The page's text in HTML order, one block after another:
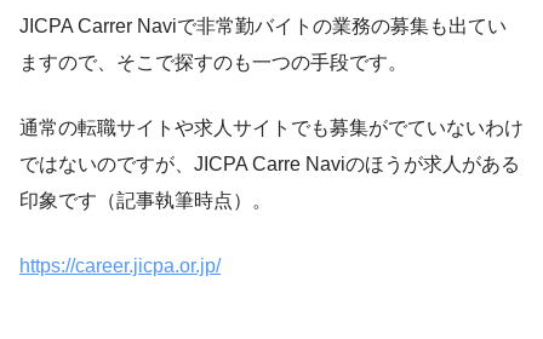
JICPA Carrer Naviで非常勤バイトの業務の募集も出てい
ますので、そこで探すのも一つの手段です。
通常の転職サイトや求人サイトでも募集がでていないわけ
ではないのですが、JICPA Carre Naviのほうが求人がある
印象です（記事執筆時点）。
https://career.jicpa.or.jp/